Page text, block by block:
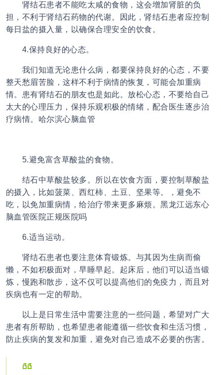
肾结石患者不能吃太咸的食物，这会增加肾脏的负
担，不利于肾结石药物的代谢。因此，肾结石患者应控制
每日盐的摄入量，以确保合理安全的饮食。
4.保持良好的心态。
我们知道无论患什么病，都要保持良好的心态，不要
整天愁眉苦脸，这样不利于病情的恢复，可能会加重病
情。患有肾结石的朋友也是如此。放松心态，不要给自己
太大的心理压力，保持乐观积极的情绪，配合医生逐步治
疗病情。哈尔滨心脑血管
5.避免富含草酸盐的食物。
结石中草酸盐较多。所以在饮食方面，要控制草酸盐
的摄入，比如菠菜、西红柿、土豆、坚果等。，避免不
吃，以免加重病情，给治疗带来更多麻烦。黑龙江远东心
脑血管医院正规医院吗
6.适当运动。
肾结石患者也要注意体育锻炼。与其因为生病而偷
懒，不如积极面对，早睡早起。起床后，他们可以适当锻
炼，慢跑和散步，这不仅可以提高他们的免疫力，而且对
疾病也有一定的帮助。
以上是日常生活中需要注意的一些问题，希望对广大
患者有所帮助，也希望患者能遵循一些饮食和生活习惯，
防止疾病的复发和加重，避免对自己造成不必要的伤害。